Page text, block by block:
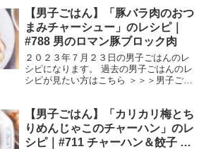
酒 大さじ1/2 おろしにんにく 少々 片
栗粉 ...
【男子ごはん】「豚バラ肉のおつ
まみチャーシュー」のレシピ｜
#788 男のロマン豚ブロック肉
２０２３年７月２３日の男子ごはんのレ
シピになります。 過去の男子ごはんのレ
シピが見たい方はこちら ＞＞＞男子ごは
豚バラ肉（ブロック） ９５０g にんに
く １片 し...
【男子ごはん】「カリカリ梅とち
りめんじゃこのチャーハン」のレ
シピ｜#711 チャーハン＆餃子 第